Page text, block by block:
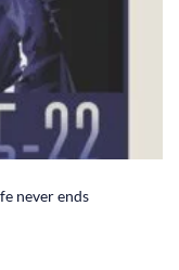
never ends